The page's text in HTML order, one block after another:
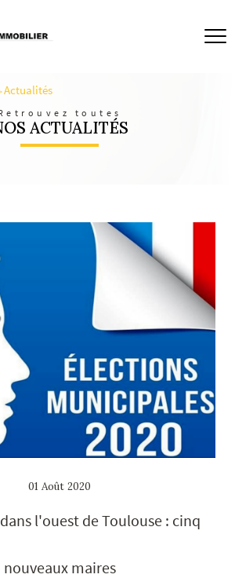
toutes
ACTUALITÉS
01 Août 2020
l'ouest de Toulouse : cinq
nouveaux maires